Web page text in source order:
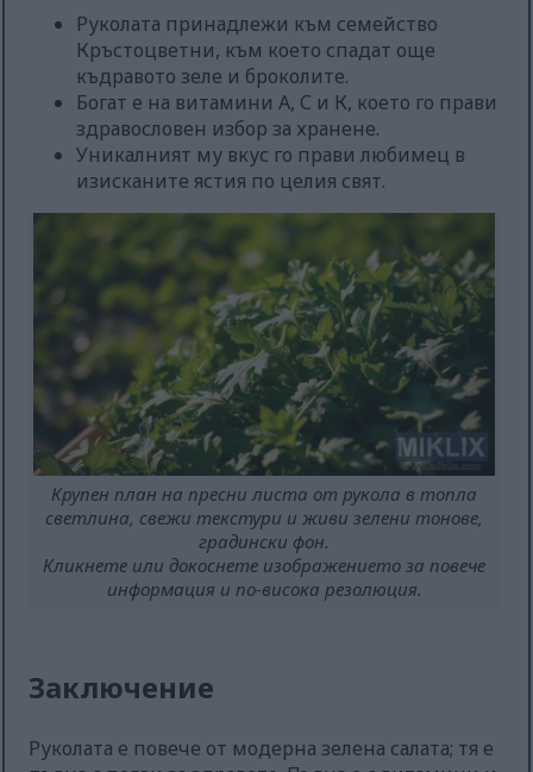
Руколата принадлежи към семейство
Кръстоцветни, към което спадат още
къдравото зеле и броколите.
Богат е на витамини А, С и К, което го прави
здравословен избор за хранене.
Уникалният му вкус го прави любимец в
изисканите ястия по целия свят.
Крупен план на пресни листа от рукола в топла
светлина, свежи текстури и живи зелени тонове,
градински фон.
Кликнете или докоснете изображението за повече
информация и по-висока резолюция.
Заключение
Руколата е повече от модерна зелена салата; тя е